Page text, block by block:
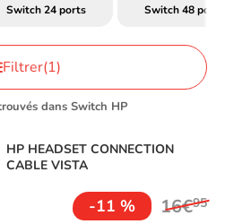
Switch 24 ports Switch 48 ports
dans Switch HP
Filtrer(1)
HP HEADSET CONNECTION
CABLE VISTA
-11 % 16€95